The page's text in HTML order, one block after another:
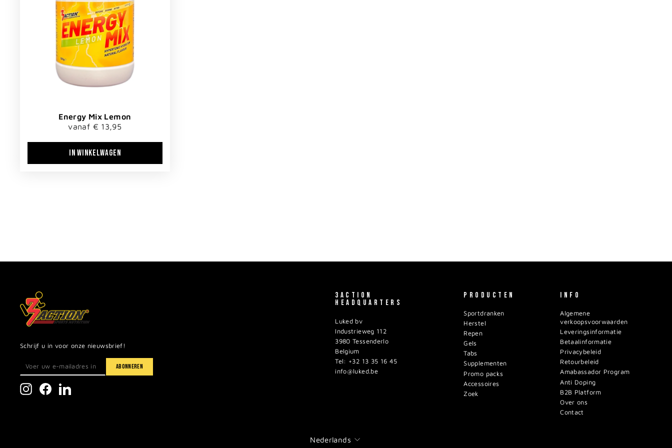
Energy Mix Lemon
vanaf € 13,95
IN WINKELWAGEN
Schrijf u in voor onze nieuwsbrief!
InstagramFacebookLinkedIn
3ACTION
HEADQUARTERS
Luked bv
Industrieweg 112
3980 Tessenderlo
Belgium
Tel: +32 13 35 16 45
info@luked.be
PRODUCTEN
Sportdranken
Herstel
Repen
Gels
Tabs
Supplementen
Promo packs
Accessoires
Zoek
INFO
Algemene
verkoopsvoorwaarden
Leveringsinformatie
Betaalinformatie
Privacybeleid
Retourbeleid
Amabassador Program
Anti Doping
B2B Platform
Over ons
Contact
TAAL
Nederlands